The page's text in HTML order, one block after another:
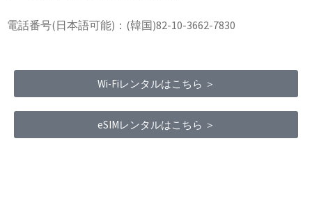
電話番号(日本語可能)：(韓国)82-10-3662-7830
Wi-Fiレンタルはこちら ＞
eSIMレンタルはこちら ＞